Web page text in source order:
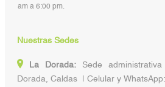
am a 6:00 pm.
Nuestras Sedes
La Dorada:Sede
Dorada, Caldas | Celular y